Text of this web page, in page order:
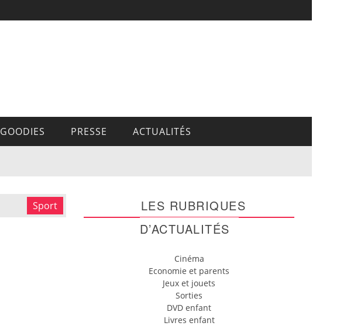
GOODIES PRESSE ACTUALITÉS
Sport
LES RUBRIQUES
D’ACTUALITÉS
Cinéma
Economie et parents
Jeux et jouets
Sorties
DVD enfant
Livres enfant